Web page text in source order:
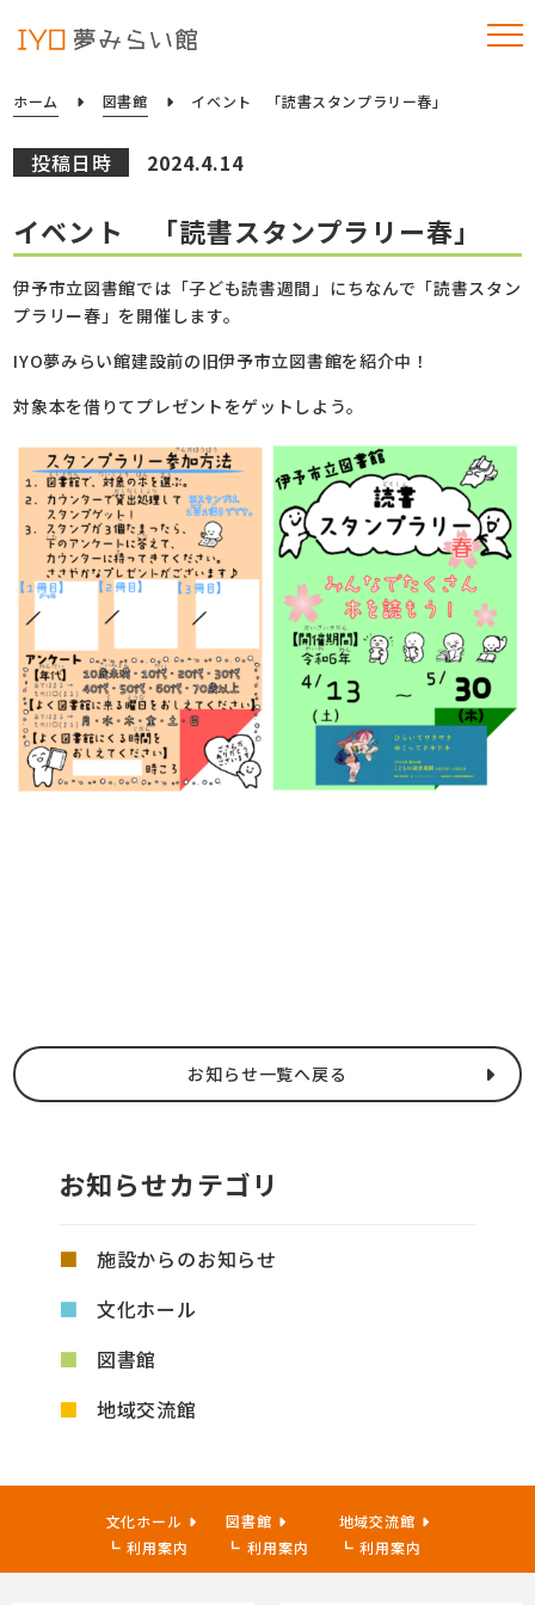
ホーム 図書館 イベント 「読書スタンプラリー春」
投稿日時 2024.4.14
イベント 「読書スタンプラリー春」
伊予市立図書館では「子ども読書週間」にちなんで「読書スタン
プラリー春」を開催します。
IYO夢みらい館建設前の旧伊予市立図書館を紹介中！
対象本を借りてプレゼントをゲットしよう。
お知らせ一覧へ戻る
お知らせカテゴリ
施設からのお知らせ
文化ホール
図書館
地域交流館
文化ホール
利用案内
図書館
利用案内
地域交流館
利用案内